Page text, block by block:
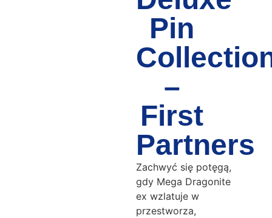
Pin
–
First
Partners
Zachwyć się potęgą,
gdy Mega Dragonite
ex wzlatuje w
przestworza,